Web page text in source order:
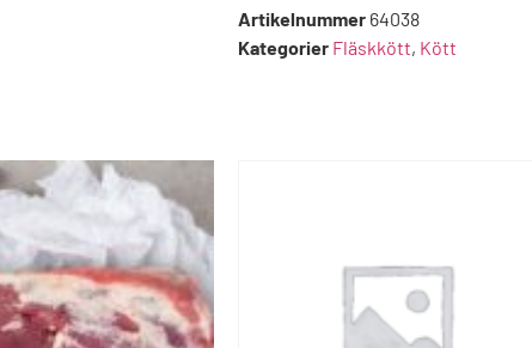
Artikelnummer 64038
Kategorier Fläskkött, Kött